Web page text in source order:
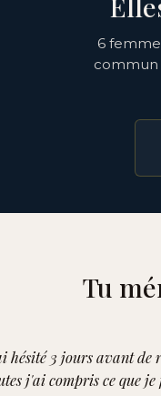
6
commun
Tu
hésité 3 jours avant de
j'ai compris ce que